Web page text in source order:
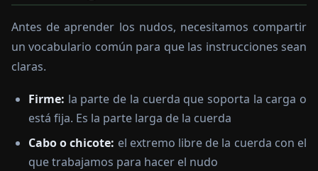
Antes de aprender los nudos, necesitamos compartir
un vocabulario común para que las instrucciones sean
claras.
Firme: la parte de la cuerda que soporta la carga o
está fija. Es la parte larga de la cuerda
Cabo o chicote: el extremo libre de la cuerda con el
que trabajamos para hacer el nudo